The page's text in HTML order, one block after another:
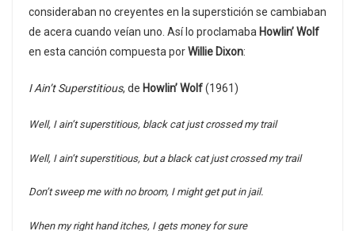
consideraban no creyentes en la superstición se cambiaban
de acera cuando veían uno. Así lo proclamaba Howlin’ Wolf
en esta canción compuesta porWillie Dixon:
I Ain’t Superstitious, de Howlin’ Wolf(1961)
Well, I ain’t superstitious, black cat just crossed my trail
Well, I ain’t superstitious, but a black cat just crossed my trail
Don’t sweep me with no broom, I might get put in jail.
When my right hand itches, I gets money for sure